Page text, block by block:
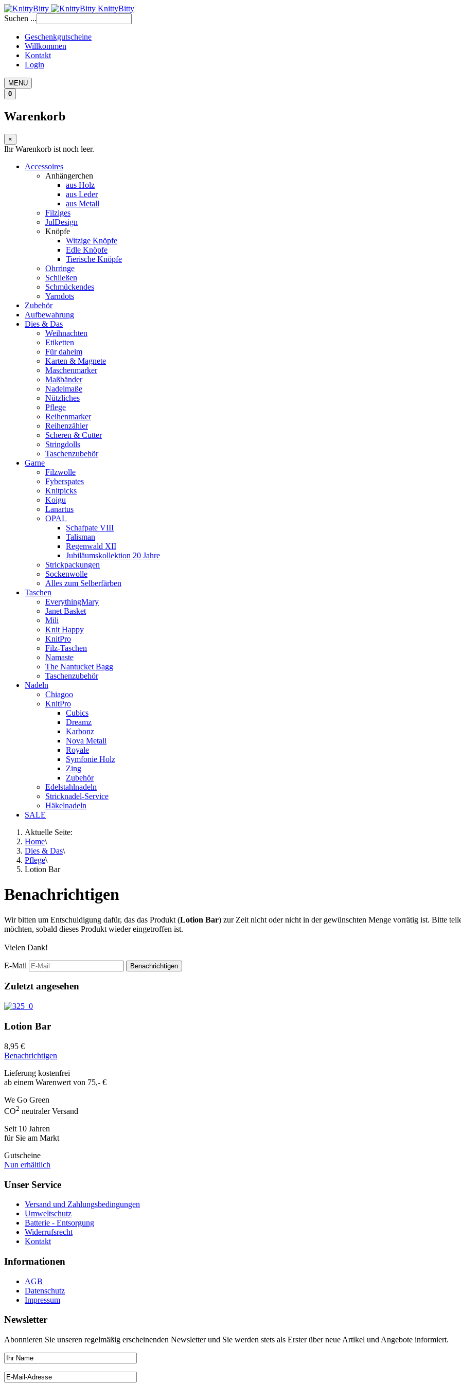
KnittyBitty
Suchen ...
Geschenkgutscheine
Willkommen
Kontakt
Login
MENU
0
Warenkorb
×
Ihr Warenkorb ist noch leer.
Accessoires
Anhängerchen
aus Holz
aus Leder
aus Metall
Filziges
JulDesign
Knöpfe
Witzige Knöpfe
Edle Knöpfe
Tierische Knöpfe
Ohrringe
Schließen
Schmückendes
Yarndots
Zubehör
Aufbewahrung
Dies & Das
Weihnachten
Etiketten
Für daheim
Karten & Magnete
Maschenmarker
Maßbänder
Nadelmaße
Nützliches
Pflege
Reihenmarker
Reihenzähler
Scheren & Cutter
Stringdolls
Taschenzubehör
Garne
Filzwolle
Fyberspates
Knitpicks
Koigu
Lanartus
OPAL
Schafpate VIII
Talisman
Regenwald XII
Jubiläumskollektion 20 Jahre
Strickpackungen
Sockenwolle
Alles zum Selberfärben
Taschen
EverythingMary
Janet Basket
Mili
Knit Happy
KnitPro
Filz-Taschen
Namaste
The Nantucket Bagg
Taschenzubehör
Nadeln
Chiagoo
KnitPro
Cubics
Dreamz
Karbonz
Nova Metall
Royale
Symfonie Holz
Zing
Zubehör
Edelstahlnadeln
Stricknadel-Service
Häkelnadeln
SALE
Aktuelle Seite:
Home\
Dies & Das\
Pflege\
Lotion Bar
Benachrichtigen
Wir bitten um Entschuldigung dafür, das das Produkt (Lotion Bar) zur Zeit nicht oder nicht in der gewünschten Menge vorrätig ist. Bitte
möchten, sobald dieses Produkt wieder eingetroffen ist.
Vielen Dank!
E-Mail
Zuletzt angesehen
Lotion Bar
8,95 €
Benachrichtigen
Lieferung kostenfrei
ab einem Warenwert von 75,- €
We Go Green
CO2 neutraler Versand
Seit 10 Jahren
für Sie am Markt
Gutscheine
Nun erhältlich
Unser Service
Versand und Zahlungsbedingungen
Umweltschutz
Batterie - Entsorgung
Widerrufsrecht
Kontakt
Informationen
AGB
Datenschutz
Impressum
Newsletter
Abonnieren Sie unseren regelmäßig erscheinenden Newsletter und Sie werden stets als Erster über neue Artikel und Angebote informiert.